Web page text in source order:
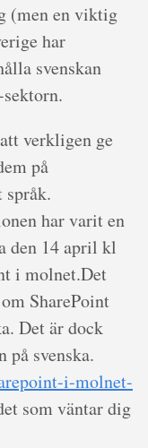
(men en viktig
har
svenskan
verkligen ge
på
språk.
har varit en
den 14 april kl
i molnet.Det
SharePoint
Det är dock
på svenska.
i-molnet-
som väntar dig